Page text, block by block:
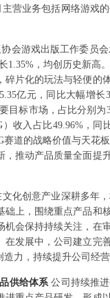
主营业务包括网络游戏
会游戏出版工作委员
1.35%，均创历史新
片化的玩法与轻便
亿元，同比大幅增
目标市场，占比分别
收入占比49.96%，
道的战略价值与天花
推动产品质量全面
文化创意产业深耕多年
上，围绕重点产品
会保持持续关注，
发展中，公司建立
力，持续提升公司经
供给体系公司持续推